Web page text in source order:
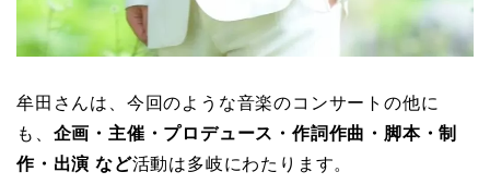
牟田さんは、今回のような音楽のコンサートの他に
も、 企画・主催・プロデュース・作詞作曲・脚本・制
作・出演 など活動は多岐にわたります。